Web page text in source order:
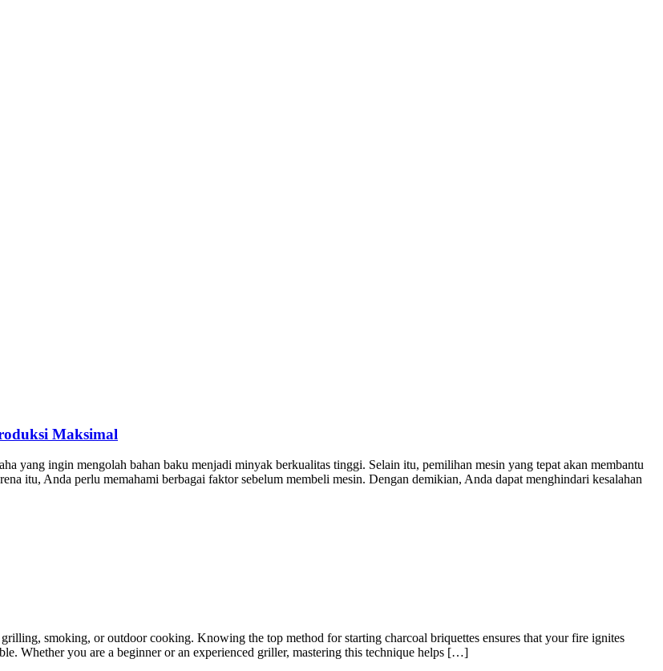
Maksimal
yang ingin mengolah bahan baku menjadi minyak berkualitas tinggi. Selain itu, pemilihan mesin yang tepat akan membantu
itu, Anda perlu memahami berbagai faktor sebelum membeli mesin. Dengan demikian, Anda dapat menghindari kesalahan
smoking, or outdoor cooking. Knowing the top method for starting charcoal briquettes ensures that your fire ignites
Whether you are a beginner or an experienced griller, mastering this technique helps […]